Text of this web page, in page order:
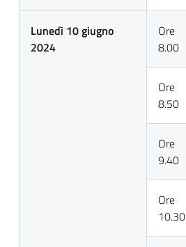
Lunedì 10 giugno
2024
Ore
8.00
Ore
8.50
Ore
9.40
Ore
10.30